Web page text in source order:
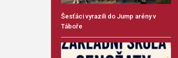
Šesťáci vyrazili do Jump arény v
Táboře